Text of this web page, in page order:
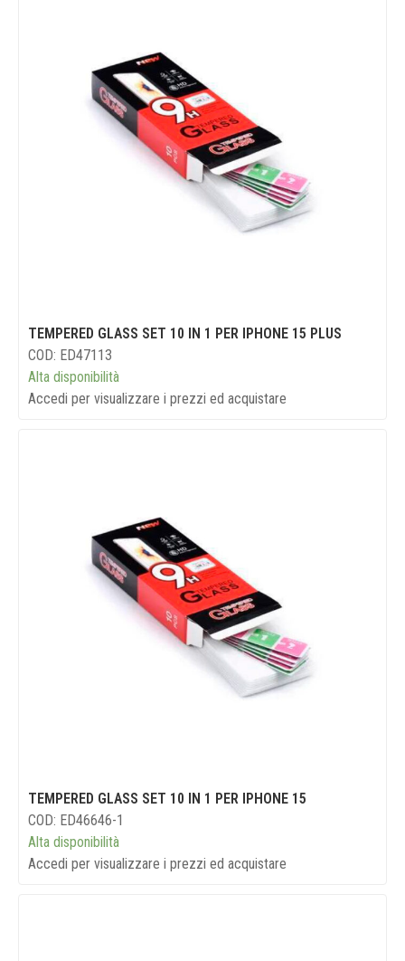
TEMPERED GLASS SET 10 IN 1 PER IPHONE 15 PLUS
COD: ED47113
Alta disponibilità
Accedi per visualizzare i prezzi ed acquistare
TEMPERED GLASS SET 10 IN 1 PER IPHONE 15
COD: ED46646-1
Alta disponibilità
Accedi per visualizzare i prezzi ed acquistare